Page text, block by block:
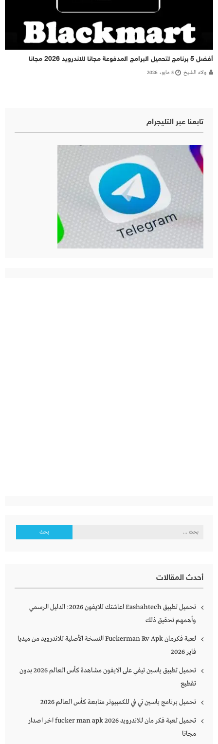
أفضل 5 برنامج لتحميل البرامج المدفوعة مجانا للاندرويد 2026 مجانا
ولاء الشيخ 5 مايو، 2026
تابعنا عبر التليجرام
البحث
أحدث المقالات
تحميل تطبيق Eashahtech اعاشتك للايفون 2026: الدليل الرسمي
وأهمهم تحقيق ذلك
لعبة فكرمان Fuckerman Rv Apk النسخة الأصلية للاندرويد من ميديا
فاير 2026
تحميل تطبيق ياسين تيفي على الايفون مشاهدة كأس العالم 2026 بدون
تقطيع
تحميل برنامج ياسين تي في للكمبيوتر متابعة كأس العالم 2026
تحميل لعبة فكر مان للاندرويد 2026 fucker man apk اخر اصدار
مجانا